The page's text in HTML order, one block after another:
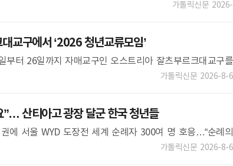
가톨릭신문
교구에서 ‘2026 청년교류모임’
부터 26일까지 자매교구인 오스트리아 잘츠부르크대교구를
구대교구 청년들은 현지 신자 가정에 머물며 유럽 가톨릭 신자
가톨릭신문 2026-8-6
산티아고 광장 달군 한국 청년들
에 서울 WYD 도장전 세계 순례자 300여 명 호응…“순례의
‘WYD 홍보단’이 스페인 산티아고 데 콤포스텔라에서 첫 거리
가톨릭신문 2026-8-6